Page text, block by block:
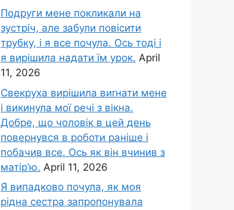
Подруги мене покликали на
зустріч, але забули повісити
трубку, і я все почула. Ось тоді і
я вирішила надати їм урок. April
11, 2026
Свекруха вирішила виrнати мене
і викинула мої речі з вікна.
Добре, що чоловік в цей день
повернувся в роботи раніше і
побачив все. Ось як він вчинив з
матір’ю. April 11, 2026
Я випадково почула, як моя
рідна сестра запропонувала